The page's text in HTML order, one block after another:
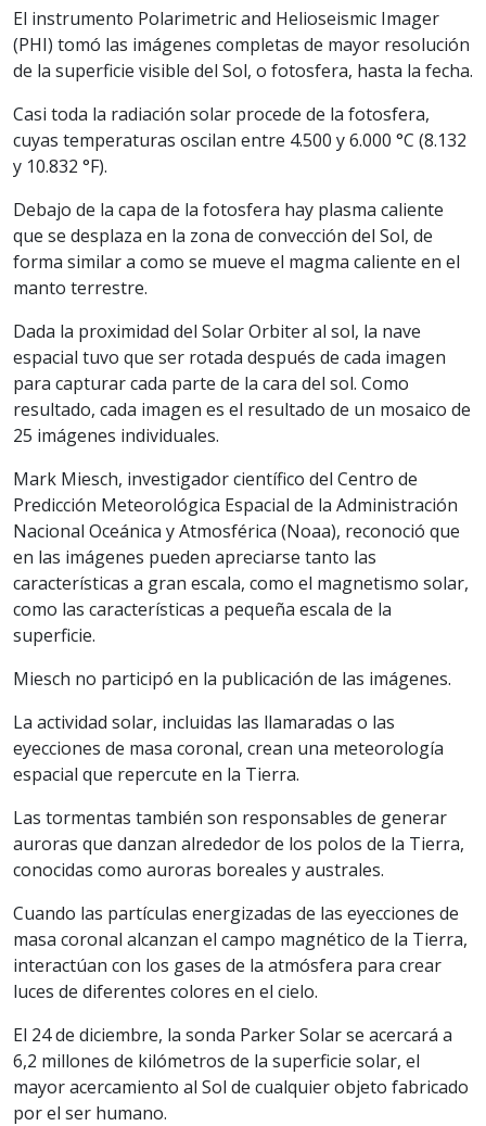
El instrumento Polarimetric and Helioseismic Imager
(PHI) tomó las imágenes completas de mayor resolución
de la superficie visible del Sol, o fotosfera, hasta la fecha.
Casi toda la radiación solar procede de la fotosfera,
cuyas temperaturas oscilan entre 4.500 y 6.000 °C (8.132
y 10.832 °F).
Debajo de la capa de la fotosfera hay plasma caliente
que se desplaza en la zona de convección del Sol, de
forma similar a como se mueve el magma caliente en el
manto terrestre.
Dada la proximidad del Solar Orbiter al sol, la nave
espacial tuvo que ser rotada después de cada imagen
para capturar cada parte de la cara del sol. Como
resultado, cada imagen es el resultado de un mosaico de
25 imágenes individuales.
Mark Miesch, investigador científico del Centro de
Predicción Meteorológica Espacial de la Administración
Nacional Oceánica y Atmosférica (Noaa), reconoció que
en las imágenes pueden apreciarse tanto las
características a gran escala, como el magnetismo solar,
como las características a pequeña escala de la
superficie.
Miesch no participó en la publicación de las imágenes.
La actividad solar, incluidas las llamaradas o las
eyecciones de masa coronal, crean una meteorología
espacial que repercute en la Tierra.
Las tormentas también son responsables de generar
auroras que danzan alrededor de los polos de la Tierra,
conocidas como auroras boreales y australes.
Cuando las partículas energizadas de las eyecciones de
masa coronal alcanzan el campo magnético de la Tierra,
interactúan con los gases de la atmósfera para crear
luces de diferentes colores en el cielo.
El 24 de diciembre, la sonda Parker Solar se acercará a
6,2 millones de kilómetros de la superficie solar, el
mayor acercamiento al Sol de cualquier objeto fabricado
por el ser humano.